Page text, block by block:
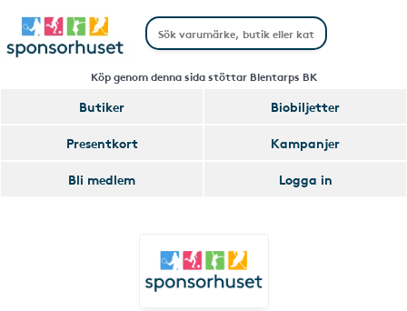
Köp genom denna sida stöttar Blentarps BK
Butiker
Biobiljetter
Presentkort
Kampanjer
Bli medlem
Logga in